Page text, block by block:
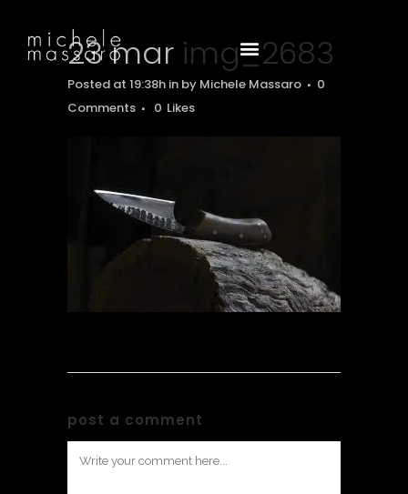
23 mar img_2683
Posted at 19:38h in by Michele Massaro
0
Comments
0 Likes
post a comment